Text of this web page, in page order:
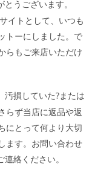
うございます。
イトとして、いつも
トーにしました。で
らもご来店いただけ
汚損していた?または
らず当店に返品や返
にとって何より大切
ます。お問い合わせ
絡ください。